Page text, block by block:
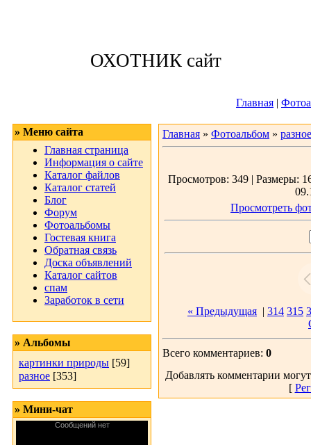
ОХОТНИК сайт
Главная |
» Меню сайта
Главная страница
Информация о сайте
Каталог файлов
Каталог статей
Блог
Форум
Фотоальбомы
Гостевая книга
Обратная связь
Доска объявлений
Каталог сайтов
спам
Заработок в сети
» Альбомы
картинки природы [59]
разное [353]
» Мини-чат
Главная » Фотоальбом » разное
Просмотров: 349 | Размеры:
Просмотреть
« Предыдущая | 314 315
Всего комментариев: 0
Добавлять комментарии
[